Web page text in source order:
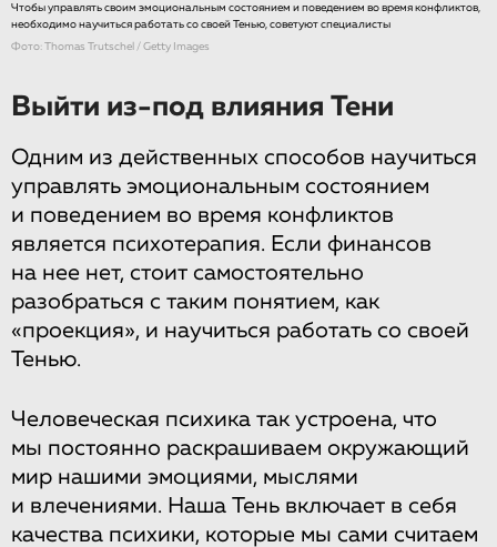
Чтобы управлять своим эмоциональным состоянием и поведением во время конфликтов,
необходимо научиться работать со своей Тенью, советуют специалисты
Фото: Thomas Trutschel / Getty Images
Выйти из-под влияния Тени
Одним из действенных способов научиться
управлять эмоциональным состоянием
и поведением во время конфликтов
является психотерапия. Если финансов
на нее нет, стоит самостоятельно
разобраться с таким понятием, как
«проекция», и научиться работать со своей
Тенью.
Человеческая психика так устроена, что
мы постоянно раскрашиваем окружающий
мир нашими эмоциями, мыслями
и влечениями. Наша Тень включает в себя
качества психики, которые мы сами считаем